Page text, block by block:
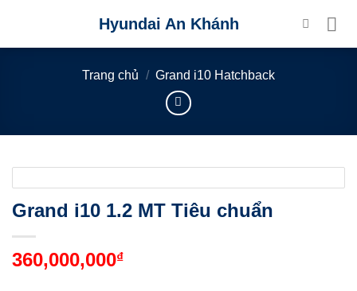
content
Hyundai An Khánh
Trang chủ / Grand i10 Hatchback
Grand i10 1.2 MT Tiêu chuẩn
360,000,000₫